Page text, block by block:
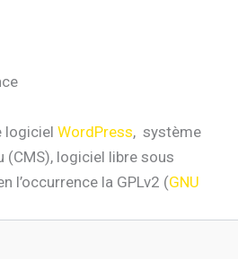
logiciel WordPress, système
(CMS), logiciel libre sous
l’occurrence la GPLv2 (GNU